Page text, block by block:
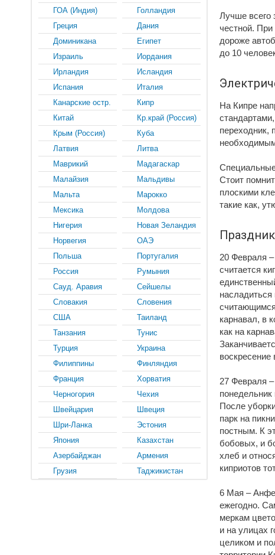
Лучше всего
честной. При
дороже
до 10
На Кипре
переходник,
Стоит
плоскими
такие как,
20 Февраля
считается
карнавал, в
как на
27 Февраля
После
парк на
постным. К
бобовых, и
хлеб и
киприотов
6 Мая –
ежегодно.
меркам
и на улицах
целиком и
ГОА (Индия)
Голландия
Греция
Дания
Доминикана
Египет
Израиль
Иордания
Ирландия
Исландия
Испания
Италия
Канарские остр.
Кипр
Китай
Кр.край (Россия)
Крым (Россия)
Куба
Латвия
Литва
Маврикий
Мадагаскар
Малайзия
Мальдивы
Мальта
Марокко
Мексика
Молдова
Нигерия
Новая Зеландия
Норвегия
ОАЭ
Польша
Португалия
Россия
Румыния
Сауд. Аравия
Сейшелы
Словакия
Словения
США
Таиланд
Танзания
Тунис
Турция
Украина
Филиппины
Финляндия
Франция
Хорватия
Черногория
Чехия
Швейцария
Швеция
Шри-Ланка
Эстония
Япония
Казахстан
Азербайджан
Армения
Грузия
Таджикистан